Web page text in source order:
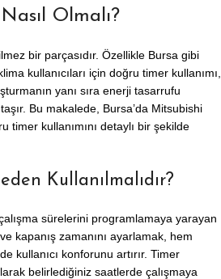
Olmalı?
bir parçasıdır. Özellikle Bursa gibi
kullanıcıları için doğru timer kullanımı,
yanı sıra enerji tasarrufu
Bu makalede, Bursa’da Mitsubishi
timer kullanımını detaylı bir şekilde
Kullanılmalıdır?
sürelerini programlamaya yarayan
ve kapanış zamanını ayarlamak, hem
kullanıcı konforunu artırır. Timer
belirlediğiniz saatlerde çalışmaya